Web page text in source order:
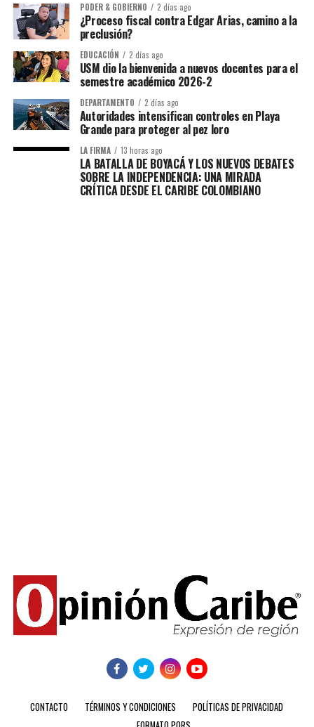
PODER & GOBIERNO 2 días ago
¿Proceso fiscal contra Edgar Arias, camino a la
preclusión?
EDUCACIÓN 2 días ago
USM dio la bienvenida a nuevos docentes para el
semestre académico 2026-2
DEPARTAMENTO 2 días ago
Autoridades intensifican controles en Playa
Grande para proteger al pez loro
LA FIRMA 13 horas ago
LA BATALLA DE BOYACÁ Y LOS NUEVOS DEBATES
SOBRE LA INDEPENDENCIA: UNA MIRADA
CRÍTICA DESDE EL CARIBE COLOMBIANO
CONTACTO TÉRMINOS Y CONDICIONES
POLÍTICAS DE PRIVACIDAD